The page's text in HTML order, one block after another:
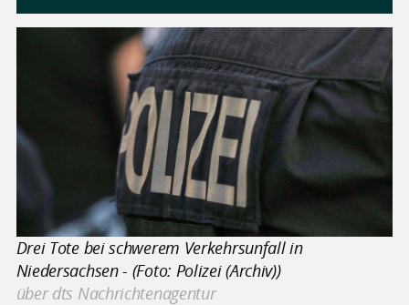
Drei Tote bei schwerem Verkehrsunfall in
Niedersachsen - (Foto: Polizei (Archiv))
über dts Nachrichtenagentur